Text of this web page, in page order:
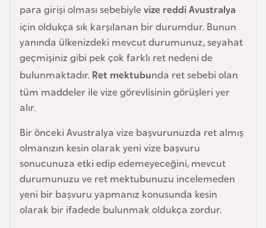
para girişi olması sebebiylevize reddi Avustralya
için oldukça sık karşılanan bir durumdur. Bunun
yanında ülkenizdeki mevcut durumunuz, seyahat
geçmişiniz gibi pek çok farklı ret nedeni de
bulunmaktadır. Ret mektubunda ret sebebi olan
tüm maddeler ile vize görevlisinin görüşleri yer
alır.
Bir önceki Avustralya vize başvurunuzda ret almış
olmanızın kesin olarak yeni vize başvuru
sonucunuza etki edip edemeyeceğini, mevcut
durumunuzu ve ret mektubunuzu incelemeden
yeni bir başvuru yapmanız konusunda kesin
olarak bir ifadede bulunmak oldukça zordur.
a
r
u
s
B
e
l
ç
i
k
a